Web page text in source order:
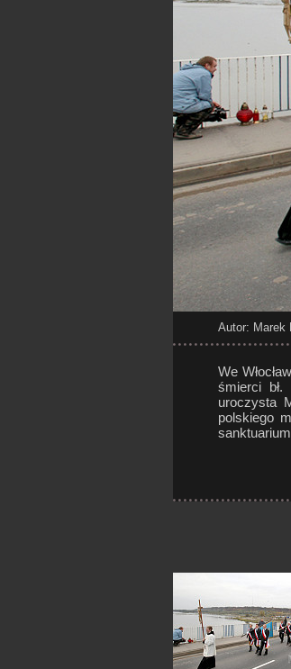
Autor: Marek
We
śmierci bł.
uroczysta
polskiego